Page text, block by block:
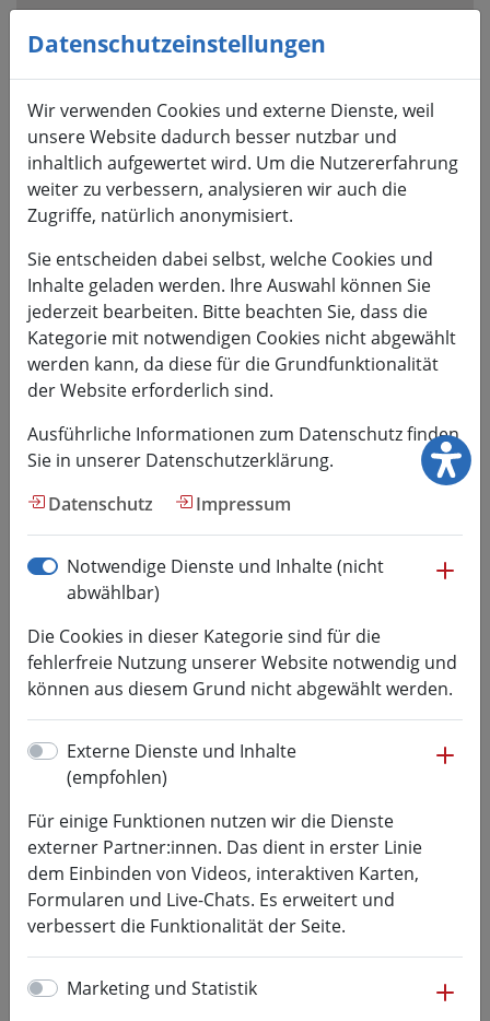
Visuelle
Assistenzsoftware
Tastatur
erreichbar
über
ALT
HSMW
Forum 3D-Druck
3D-Druck-Forum 2021
Das 8. Mitteldeutsche Forum Rapid Technologien - 3D-
Druck in der Anwendung
fand
statt. Die Veranstaltung wurde als
Veranstaltung
Rückblick
Einen Rückblick zur Veranstaltung finden Sie unter
folgendem
Link
Tagungsband
Datenschutzeinstellungen
Wir verwenden Cookies und externe Dienste, weil
unsere Website dadurch besser nutzbar und
inhaltlich aufgewertet wird. Um die Nutzererfahrung
weiter zu verbessern, analysieren wir auch die
Zugriffe, natürlich anonymisiert.
Sie entscheiden dabei selbst, welche Cookies und
Inhalte geladen werden. Ihre Auswahl können Sie
jederzeit bearbeiten. Bitte beachten Sie, dass die
Kategorie mit notwendigen Cookies nicht abgewählt
werden kann, da diese für die Grundfunktionalität
der Website erforderlich sind.
Ausführliche Informationen zum Datenschutz finden
Sie in unserer Datenschutzerklärung.
Datenschutz
Impressum
Notwendige Dienste und Inhalte (nicht
abwählbar)
Die Cookies in dieser Kategorie sind für die
fehlerfreie Nutzung unserer Website notwendig und
können aus diesem Grund nicht abgewählt werden.
Externe Dienste und Inhalte
(empfohlen)
Für einige Funktionen nutzen wir die Dienste
externer Partner:innen. Das dient in erster Linie
dem Einbinden von Videos, interaktiven Karten,
Formularen und Live-Chats. Es erweitert und
verbessert die Funktionalität der Seite.
Marketing und Statistik